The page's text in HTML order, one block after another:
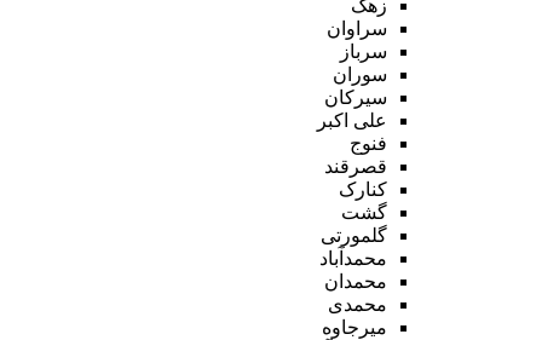
زهک
سراوان
سرباز
سوران
سیرکان
علی اکبر
فنوج
قصرقند
کنارک
گشت
گلمورتی
محمدآباد
محمدان
محمدی
میرجاوه